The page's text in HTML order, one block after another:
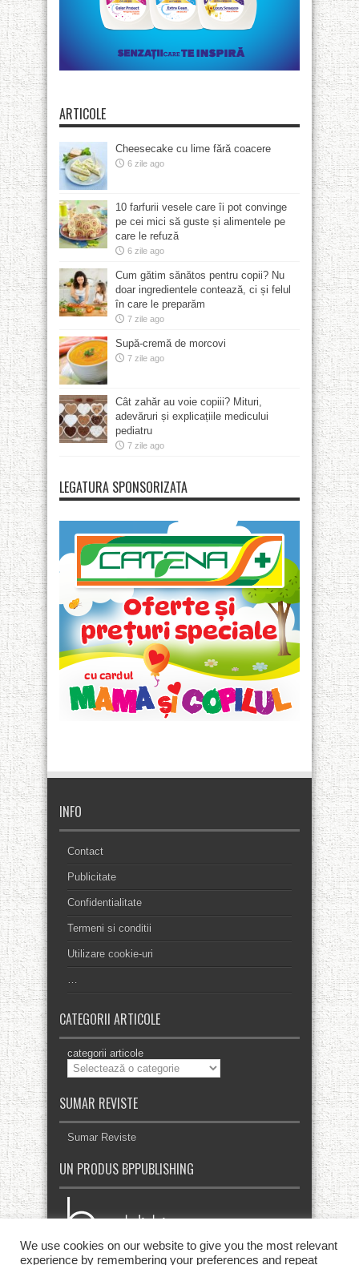
ARTICOLE
Cheesecake cu lime fără coacere
6 zile ago
10 farfurii vesele care îi pot convinge
pe cei mici să guste și alimentele pe
care le refuză
6 zile ago
Cum gătim sănătos pentru copii? Nu
doar ingredientele contează, ci și felul
în care le preparăm
7 zile ago
Supă-cremă de morcovi
7 zile ago
Cât zahăr au voie copiii? Mituri,
adevăruri și explicațiile medicului
pediatru
7 zile ago
LEGATURA SPONSORIZATA
INFO
Contact
Publicitate
Confidentialitate
Termeni si conditii
Utilizare cookie-uri
…
CATEGORII ARTICOLE
categorii articole
SUMAR REVISTE
Sumar Reviste
UN PRODUS BPPUBLISHING
We use cookies on our website to give you the most relevant
experience by remembering your preferences and repeat